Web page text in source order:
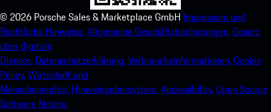
© 2026 Porsche Sales & Marketplace GmbH Impressum und
Rechtliche Hinweise.Allgemeine Geschäftsbedingungen.Gesetz
über digitale
Dienste. Datenschutzerklärung.Verbrauchsinformationen.Cookie
Policy.Wirtschaft und
Menschenrechte. Hinweisgebersystem.Accessibility.Open Source
Software Notice.